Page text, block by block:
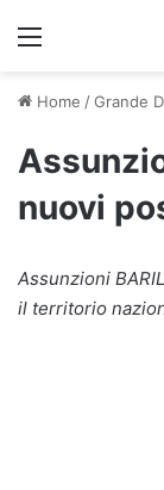
Menu
Home /Grande
nuovi
Assunzioni
il territorio